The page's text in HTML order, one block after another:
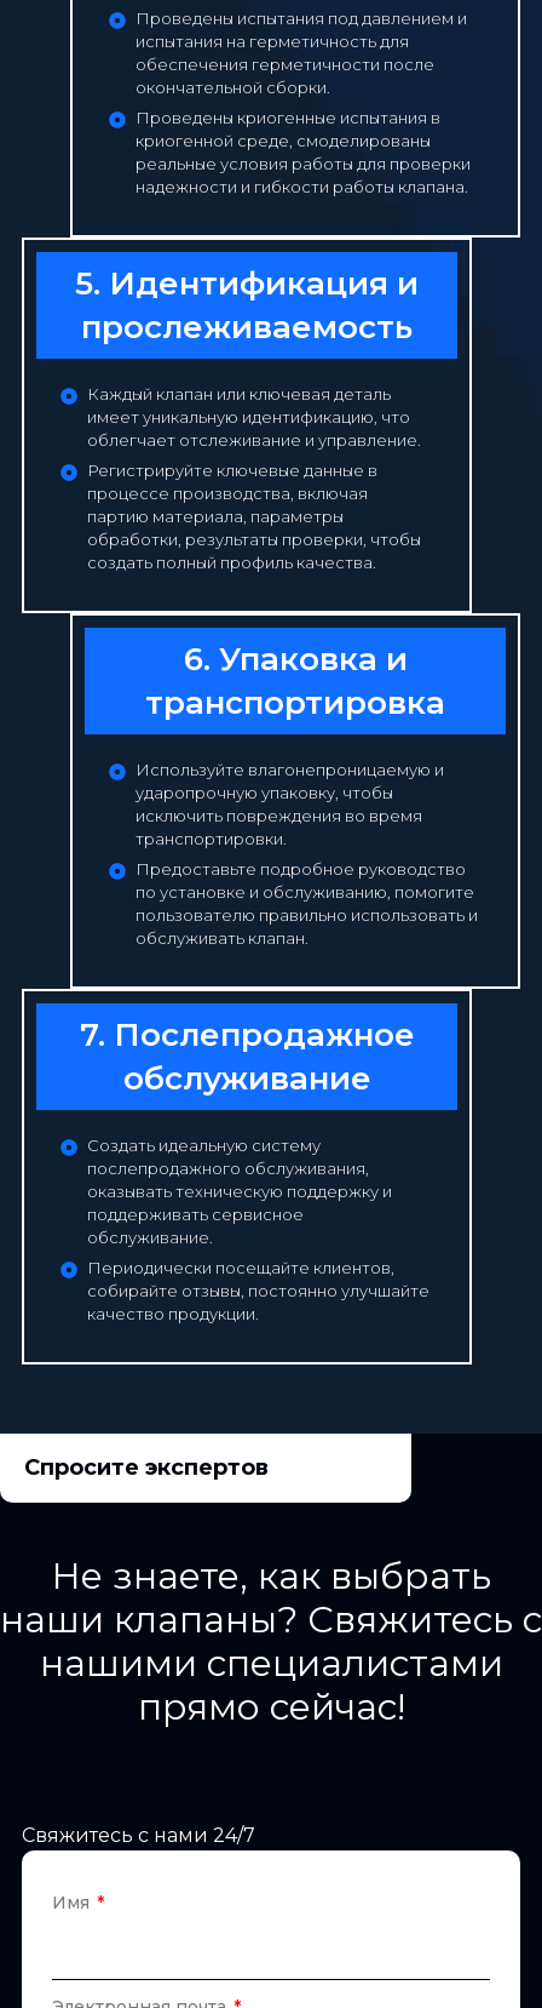
Проведены испытания под давлением и
испытания на герметичность для
обеспечения герметичности после
окончательной сборки.
Проведены криогенные испытания в
криогенной среде, смоделированы
реальные условия работы для проверки
надежности и гибкости работы клапана.
5. Идентификация и
прослеживаемость
Каждый клапан или ключевая деталь
имеет уникальную идентификацию, что
облегчает отслеживание и управление.
Регистрируйте ключевые данные в
процессе производства, включая
партию материала, параметры
обработки, результаты проверки, чтобы
создать полный профиль качества.
6. Упаковка и
транспортировка
Используйте влагонепроницаемую и
ударопрочную упаковку, чтобы
исключить повреждения во время
транспортировки.
Предоставьте подробное руководство
по установке и обслуживанию, помогите
пользователю правильно использовать и
обслуживать клапан.
7. Послепродажное
обслуживание
Создать идеальную систему
послепродажного обслуживания,
оказывать техническую поддержку и
поддерживать сервисное
обслуживание.
Периодически посещайте клиентов,
собирайте отзывы, постоянно улучшайте
качество продукции.
Спросите экспертов
Не знаете, как выбрать
наши клапаны? Свяжитесь с
нашими специалистами
прямо сейчас!
Свяжитесь с нами 24/7
Имя